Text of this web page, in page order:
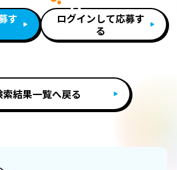
す
ログインして応募す
る
索結果一覧へ戻る